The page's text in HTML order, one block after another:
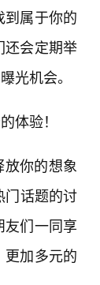
属于你的
还会定期举
光机会。
体验！
你的想象
门话题的讨
们一同享
加多元的